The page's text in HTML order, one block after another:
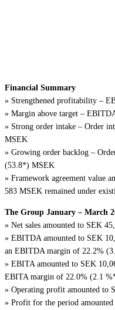
Financial Summary
» Strengthened profitability –
» Margin above target –
» Strong order intake – Order
MSEK
» Growing order backlog –
(53.8*) MSEK
» Framework agreement value
583 MSEK remained under
The Group January – March
» Net sales amounted to SEK
» EBITDA amounted to SEK
an EBITDA margin of 22.2%
» EBITA amounted to SEK
EBITA margin of 22.0% (2.1
» Operating profit amounted to
» Profit for the period